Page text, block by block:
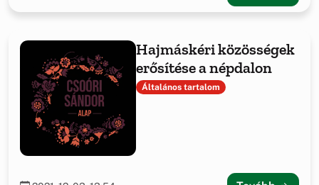
Hajmáskéri közösségek
erősítése a népdalon
Általános tartalom